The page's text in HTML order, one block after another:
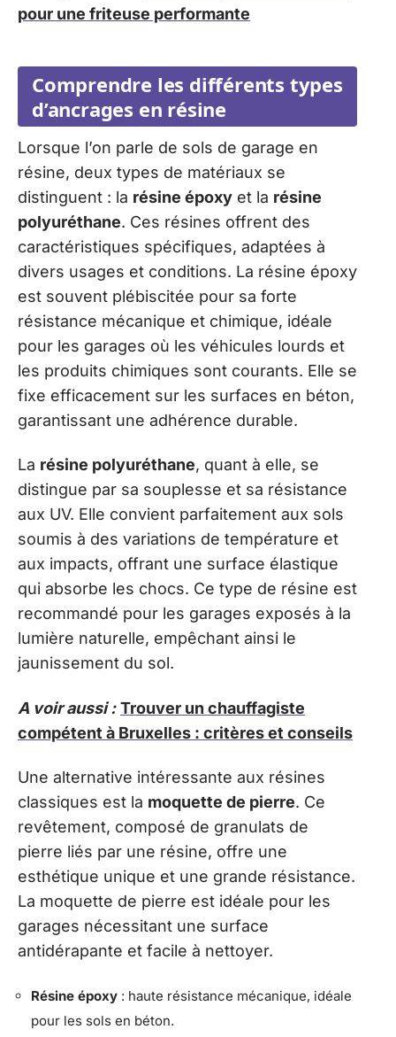
pour une friteuse performante
Comprendre les différents types
d’ancrages en résine
Lorsque l’on parle de sols de garage en
résine, deux types de matériaux se
distinguent : la résine époxy et la résine
polyuréthane. Ces résines offrent des
caractéristiques spécifiques, adaptées à
divers usages et conditions. La résine époxy
est souvent plébiscitée pour sa forte
résistance mécanique et chimique, idéale
pour les garages où les véhicules lourds et
les produits chimiques sont courants. Elle se
fixe efficacement sur les surfaces en béton,
garantissant une adhérence durable.
La résine polyuréthane, quant à elle, se
distingue par sa souplesse et sa résistance
aux UV. Elle convient parfaitement aux sols
soumis à des variations de température et
aux impacts, offrant une surface élastique
qui absorbe les chocs. Ce type de résine est
recommandé pour les garages exposés à la
lumière naturelle, empêchant ainsi le
jaunissement du sol.
A voir aussi : Trouver un chauffagiste
compétent à Bruxelles : critères et conseils
Une alternative intéressante aux résines
classiques est la moquette de pierre. Ce
revêtement, composé de granulats de
pierre liés par une résine, offre une
esthétique unique et une grande résistance.
La moquette de pierre est idéale pour les
garages nécessitant une surface
antidérapante et facile à nettoyer.
Résine époxy : haute résistance mécanique, idéale
pour les sols en béton.